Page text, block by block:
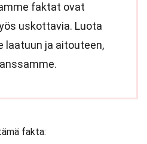
faktat ovat
uskottavia. Luota
laatuun ja aitouteen,
fakta: